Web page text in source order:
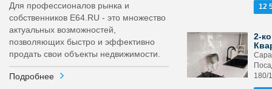
Для профессионалов рынка и
собственников E64.RU - это множество
актуальных возможностей,
позволяющих быстро и эффективно
продать свои объекты недвижимости.
Подробнее
12
2-
180/